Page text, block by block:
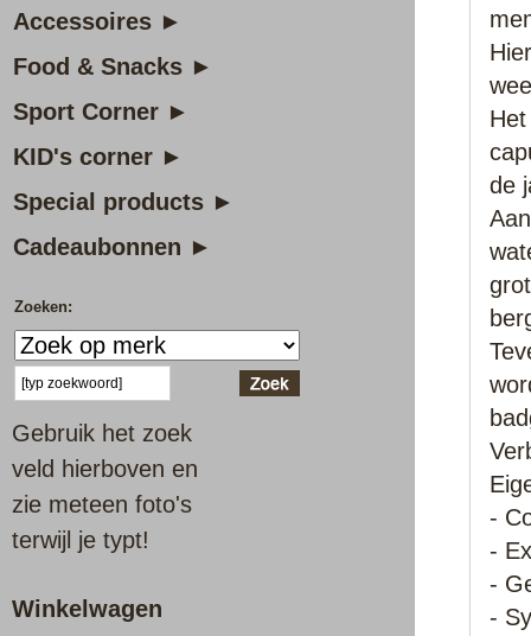
Accessoires ►
Food & Snacks ►
Sport Corner ►
KID's corner ►
Special products ►
Cadeaubonnen ►
Zoeken:
Gebruik het zoek
veld hierboven en
zie meteen foto's
terwijl je typt!
Winkelwagen
de
-
-
-
-